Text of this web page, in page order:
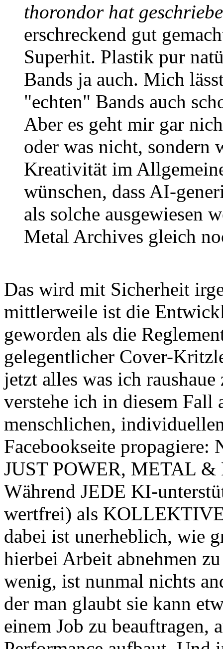
thorondor hat
erschreckend gut
Superhit. Plastik pur
Bands ja auch. Mich
"echten" Bands auch
Aber es geht mir gar
oder was nicht,
Kreativität im
wünschen, dass AI-
als solche ausgewiesen
Metal Archives gleich
Das wird mit Sicherheit
mittlerweile ist die
geworden als die
gelegentlicher Cover-
jetzt alles was ich
verstehe ich in diesem Fall
menschlichen,
Facebookseite propagiere:
JUST POWER, METAL
Während JEDE KI-
wertfrei) als
dabei ist unerheblich, wie
hierbei Arbeit abnehmen
wenig, ist nunmal nichts
der man glaubt sie kann
einem Job zu beauftragen,